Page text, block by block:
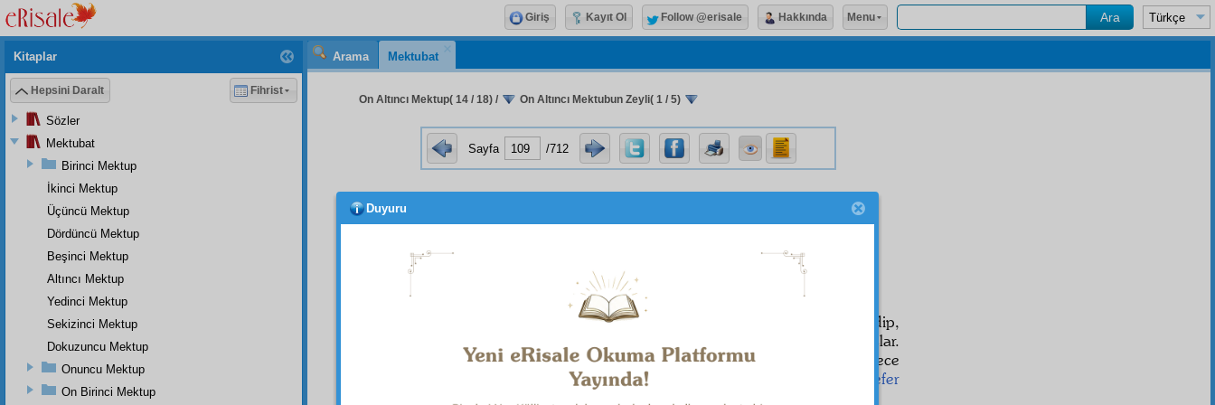
Arama Mektubat
On Altıncı Mektup( 14 / 18) / On Altıncı Mektubun Zeyli( 1 / 5)
Sayfa /712
On Altıncı MektubunZeyli
وَاِنْ مِنْ شَىْءٍ اِلاَّ يُسَبِّحُ بِحَمْدِهِ
, sebepsiz, benim gibiâciz,
edip,
lar altına almışlar.
'nın bir mahallesi olanBedre'de ve Barla'nın bir dağında bir iki gece
kalmaklığıma müsaade etmemişler. İşittim ki, diyorlar: "Said elli bin
nefer
Kitaplar
Hepsini Daralt Fihrist
Sözler
Mektubat
Birinci Mektup
İkinci Mektup
Üçüncü Mektup
Dördüncü Mektup
Beşinci Mektup
Altıncı Mektup
Yedinci Mektup
Sekizinci Mektup
Dokuzuncu Mektup
Onuncu Mektup
On Birinci Mektup
Giriş Kayıt Ol Follow @erisale Hakkında Menu
Duyuru